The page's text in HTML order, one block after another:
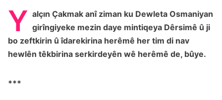
Y alçın Çakmak anî ziman ku Dewleta Osmaniyan
girîngiyeke mezin daye mintiqeya Dêrsimê û ji
bo zeftkirin û îdarekirina herêmê her tim di nav
hewlên têkbirina serkirdeyên wê herêmê de, bûye.
***